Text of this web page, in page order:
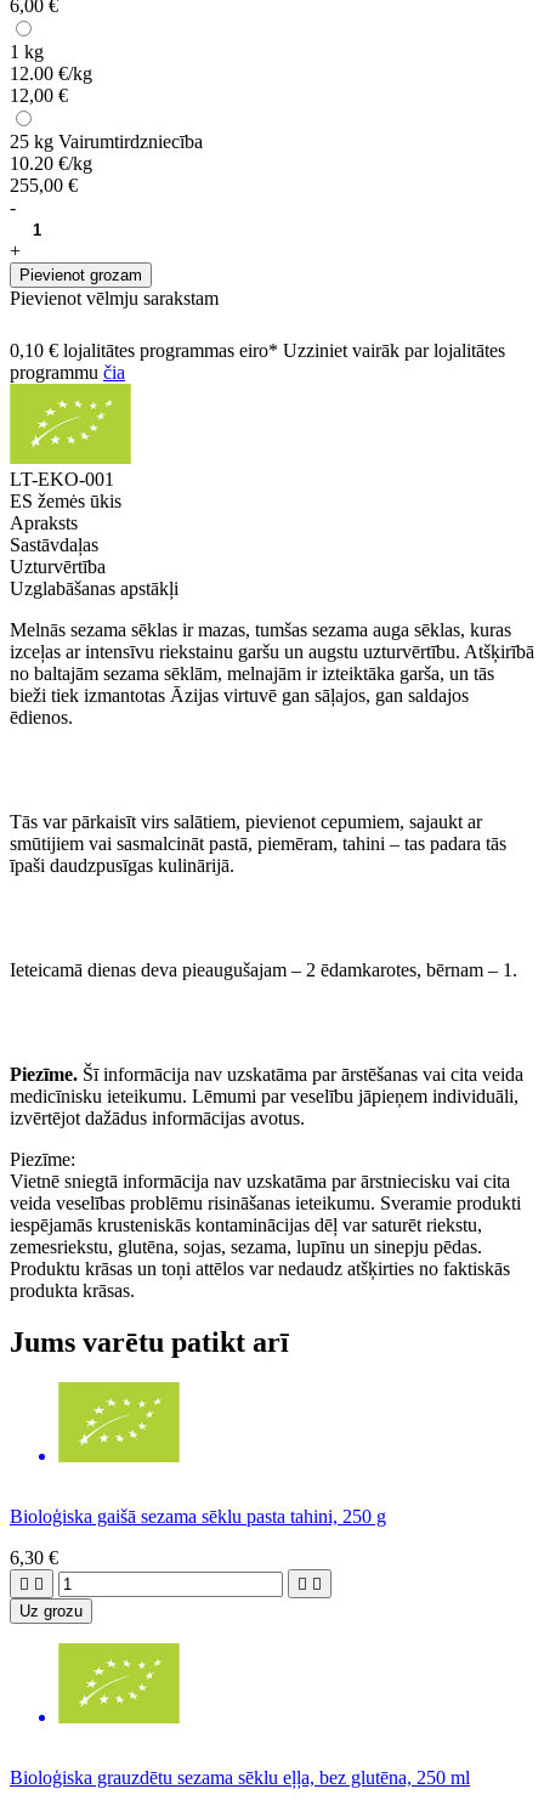
6,00 €
1 kg
12.00 €/kg
12,00 €
25 kg Vairumtirdzniecība
10.20 €/kg
255,00 €
-
+
Pievienot grozam
Pievienot vēlmju sarakstam
0,10 € lojalitātes programmas eiro* Uzziniet vairāk par lojalitātes
programmu čia
LT-EKO-001
ES žemės ūkis
Apraksts
Sastāvdaļas
Uzturvērtība
Uzglabāšanas apstākļi
Melnās sezama sēklas ir mazas, tumšas sezama auga sēklas, kuras
izceļas ar intensīvu riekstainu garšu un augstu uzturvērtību. Atšķirībā
no baltajām sezama sēklām, melnajām ir izteiktāka garša, un tās
bieži tiek izmantotas Āzijas virtuvē gan sāļajos, gan saldajos
ēdienos.
Tās var pārkaisīt virs salātiem, pievienot cepumiem, sajaukt ar
smūtijiem vai sasmalcināt pastā, piemēram, tahini – tas padara tās
īpaši daudzpusīgas kulinārijā.
Ieteicamā dienas deva pieaugušajam – 2 ēdamkarotes, bērnam – 1.
Piezīme. Šī informācija nav uzskatāma par ārstēšanas vai cita veida
medicīnisku ieteikumu. Lēmumi par veselību jāpieņem individuāli,
izvērtējot dažādus informācijas avotus.
Piezīme:
Vietnē sniegtā informācija nav uzskatāma par ārstniecisku vai cita
veida veselības problēmu risināšanas ieteikumu. Sveramie produkti
iespējamās krusteniskās kontaminācijas dēļ var saturēt riekstu,
zemesriekstu, glutēna, sojas, sezama, lupīnu un sinepju pēdas.
Produktu krāsas un toņi attēlos var nedaudz atšķirties no faktiskās
produkta krāsas.
Jums varētu patikt arī
Bioloģiska gaišā sezama sēklu pasta tahini, 250 g
6,30 €
   
Uz grozu
Bioloģiska grauzdētu sezama sēklu eļļa, bez glutēna, 250 ml